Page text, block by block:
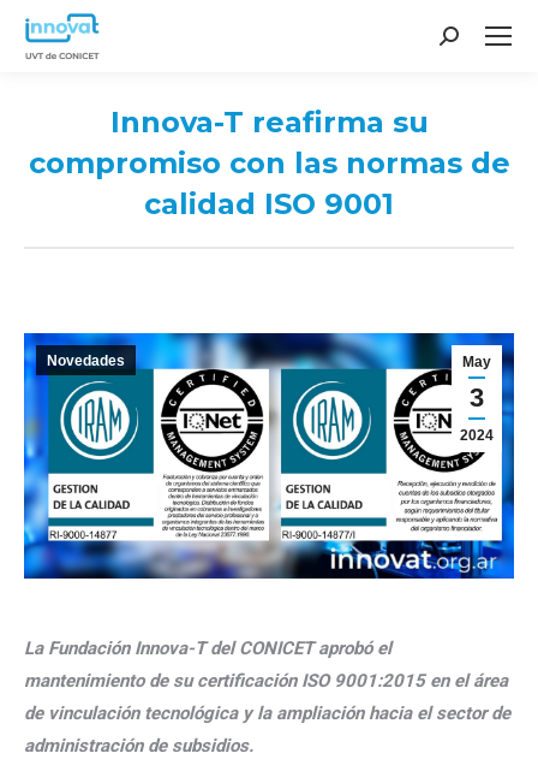
Search:
Innova-T reafirma su
compromiso con las normas de
calidad ISO 9001
May
3
2024
Novedades
La Fundación Innova-T del CONICET aprobó el
mantenimiento de su certificación ISO 9001:2015 en el área
de vinculación tecnológica y la ampliación hacia el sector de
administración de subsidios.